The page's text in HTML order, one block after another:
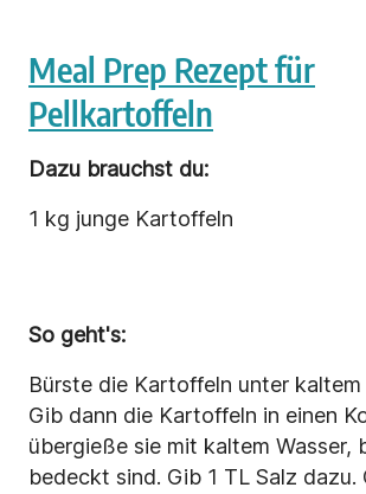
Meal Prep Rezept für
Pellkartoffeln
Dazu brauchst du:
1 kg junge Kartoffeln
So geht's:
Bürste die Kartoffeln unter kaltem
Gib dann die Kartoffeln in einen
übergieße sie mit kaltem Wasser,
bedeckt sind. Gib 1 TL Salz dazu.